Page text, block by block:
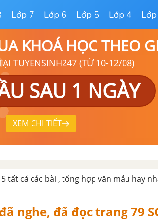
Lớp 7 Lớp 6 Lớp 5 Lớp 4
KHOÁ HỌC THEO
TUYENSINH247 (TỪ 10-12/08)
SAU 1 NGÀY
XEM CHI TIẾT
tất cả các bài , tổng hợp văn mẫu hay
nghe, đã đọc trang 79